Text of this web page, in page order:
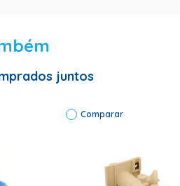
BWQ24A-BWQ24B-BWQ24B-
juntos
Comparar